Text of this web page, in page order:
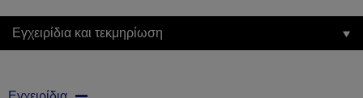
Εγχειρίδια και τεκμηρίωση